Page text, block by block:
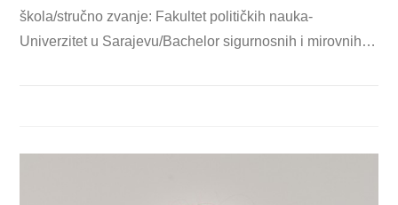
škola/stručno zvanje: Fakultet političkih nauka-
Univerzitet u Sarajevu/Bachelor sigurnosnih i mirovnih…